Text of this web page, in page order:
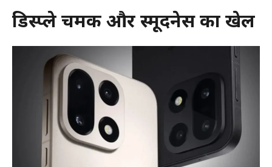
डिस्प्ले चमक और स्मूदनेस का खेल